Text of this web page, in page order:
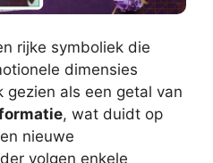
rijke symboliek die
dimensies
als een getal van
, wat duidt op
nieuwe
volgen enkele